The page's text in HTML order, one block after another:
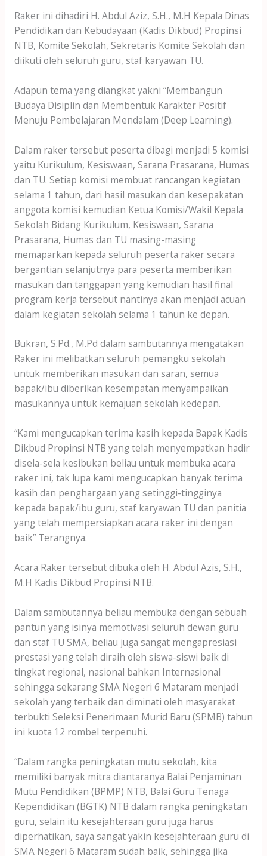
Raker ini dihadiri H. Abdul Aziz, S.H., M.H Kepala Dinas
Pendidikan dan Kebudayaan (Kadis Dikbud) Propinsi
NTB, Komite Sekolah, Sekretaris Komite Sekolah dan
diikuti oleh seluruh guru, staf karyawan TU.
Adapun tema yang diangkat yakni “Membangun
Budaya Disiplin dan Membentuk Karakter Positif
Menuju Pembelajaran Mendalam (Deep Learning).
Dalam raker tersebut peserta dibagi menjadi 5 komisi
yaitu Kurikulum, Kesiswaan, Sarana Prasarana, Humas
dan TU. Setiap komisi membuat rancangan kegiatan
selama 1 tahun, dari hasil masukan dan kesepakatan
anggota komisi kemudian Ketua Komisi/Wakil Kepala
Sekolah Bidang Kurikulum, Kesiswaan, Sarana
Prasarana, Humas dan TU masing-masing
memaparkan kepada seluruh peserta raker secara
bergantian selanjutnya para peserta memberikan
masukan dan tanggapan yang kemudian hasil final
program kerja tersebut nantinya akan menjadi acuan
dalam kegiatan sekolah selama 1 tahun ke depan.
Bukran, S.Pd., M.Pd dalam sambutannya mengatakan
Raker ini melibatkan seluruh pemangku sekolah
untuk memberikan masukan dan saran, semua
bapak/ibu diberikan kesempatan menyampaikan
masukannya untuk kemajuan sekolah kedepan.
“Kami mengucapkan terima kasih kepada Bapak Kadis
Dikbud Propinsi NTB yang telah menyempatkan hadir
disela-sela kesibukan beliau untuk membuka acara
raker ini, tak lupa kami mengucapkan banyak terima
kasih dan penghargaan yang setinggi-tingginya
kepada bapak/ibu guru, staf karyawan TU dan panitia
yang telah mempersiapkan acara raker ini dengan
baik” Terangnya.
Acara Raker tersebut dibuka oleh H. Abdul Azis, S.H.,
M.H Kadis Dikbud Propinsi NTB.
Dalam sambutannya beliau membuka dengan sebuah
pantun yang isinya memotivasi seluruh dewan guru
dan staf TU SMA, beliau juga sangat mengapresiasi
prestasi yang telah diraih oleh siswa-siswi baik di
tingkat regional, nasional bahkan Internasional
sehingga sekarang SMA Negeri 6 Mataram menjadi
sekolah yang terbaik dan diminati oleh masyarakat
terbukti Seleksi Penerimaan Murid Baru (SPMB) tahun
ini kuota 12 rombel terpenuhi.
“Dalam rangka peningkatan mutu sekolah, kita
memiliki banyak mitra diantaranya Balai Penjaminan
Mutu Pendidikan (BPMP) NTB, Balai Guru Tenaga
Kependidikan (BGTK) NTB dalam rangka peningkatan
guru, selain itu kesejahteraan guru juga harus
diperhatikan, saya sangat yakin kesejahteraan guru di
SMA Negeri 6 Mataram sudah baik, sehingga jika